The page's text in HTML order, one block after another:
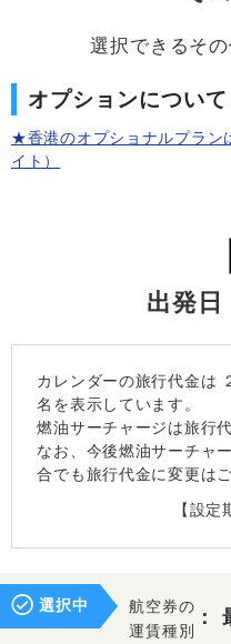
選択できるそ
オプションについて
★香港のオプショナルプラン
イト）
出発日
カレンダーの旅行代金は
名を表示しています。
燃油サーチャージは旅行
なお、今後燃油サーチャ
合でも旅行代金に変更は
【設
選択中
航空券の
運賃種別
：